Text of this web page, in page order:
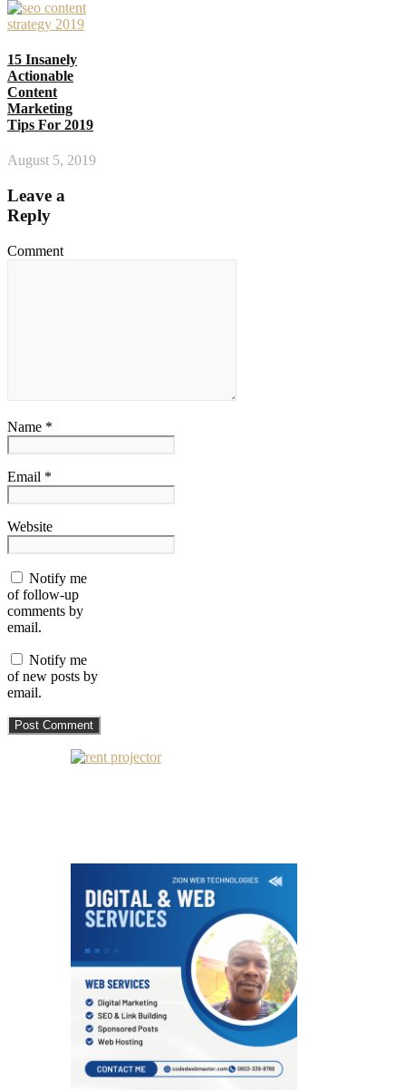
15 Insanely
Actionable
Content
Marketing
Tips For 2019
August 5, 2019
Leave a
Reply
Comment
Name *
Email *
Website
Notify me
of follow-up
comments by
email.
Notify me
of new posts by
email.